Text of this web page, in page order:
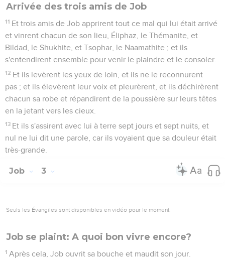
Arrivée des trois amis de Job
11 Et trois amis de Job apprirent tout ce mal qui lui était arrivé
et vinrent chacun de son lieu, Éliphaz, le Thémanite, et
Bildad, le Shukhite, et Tsophar, le Naamathite ; et ils
s'entendirent ensemble pour venir le plaindre et le consoler.
12 Et ils levèrent les yeux de loin, et ils ne le reconnurent
pas ; et ils élevèrent leur voix et pleurèrent, et ils déchirèrent
chacun sa robe et répandirent de la poussière sur leurs têtes
en la jetant vers les cieux.
13 Et ils s'assirent avec lui à terre sept jours et sept nuits, et
nul ne lui dit une parole, car ils voyaient que sa douleur était
très-grande.
Job 3
Seuls les Évangiles sont disponibles en vidéo pour le moment.
Job se plaint: A quoi bon vivre encore?
1 Après cela, Job ouvrit sa bouche et maudit son jour.